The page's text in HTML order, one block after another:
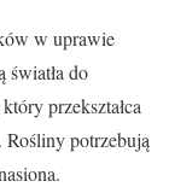
w uprawie
do
przekształca
potrzebują